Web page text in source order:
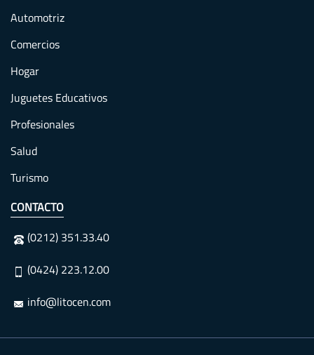
Automotriz
Comercios
Hogar
Juguetes Educativos
Profesionales
Salud
Turismo
CONTACTO
(0212) 351.33.40
(0424) 223.12.00
info@litocen.com